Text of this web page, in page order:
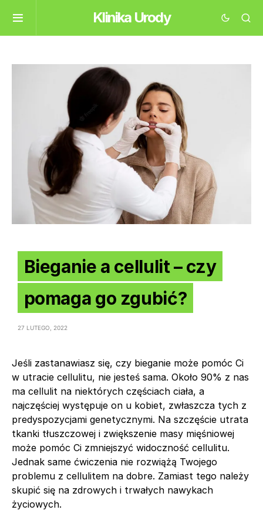
Klinika Urody
Bieganie a cellulit – czy
pomaga go zgubić?
27 LUTEGO, 2022
Jeśli zastanawiasz się, czy bieganie może pomóc Ci
w utracie cellulitu, nie jesteś sama. Około 90% z nas
ma cellulit na niektórych częściach ciała, a
najczęściej występuje on u kobiet, zwłaszcza tych z
predyspozycjami genetycznymi. Na szczęście utrata
tkanki tłuszczowej i zwiększenie masy mięśniowej
może pomóc Ci zmniejszyć widoczność cellulitu.
Jednak same ćwiczenia nie rozwiążą Twojego
problemu z cellulitem na dobre. Zamiast tego należy
skupić się na zdrowych i trwałych nawykach
życiowych.